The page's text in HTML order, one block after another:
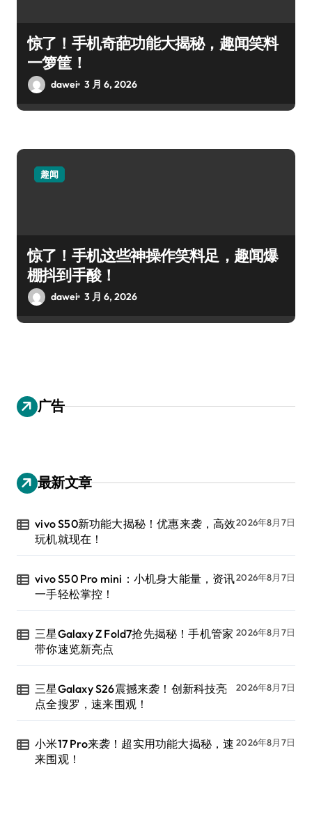
惊了！手机奇葩功能大揭秘，趣闻笑料
一箩筐！
dawei 3 月 6, 2026
趣闻
惊了！手机这些神操作笑料足，趣闻爆
棚抖到手酸！
dawei 3 月 6, 2026
广告
最新文章
vivo S50新功能大揭秘！优惠来袭，高效
玩机就现在！
2026年8月7日
vivo S50 Pro mini：小机身大能量，资讯
一手轻松掌控！
2026年8月7日
三星Galaxy Z Fold7抢先揭秘！手机管家
带你速览新亮点
2026年8月7日
三星Galaxy S26震撼来袭！创新科技亮
点全搜罗，速来围观！
2026年8月7日
小米17 Pro来袭！超实用功能大揭秘，速
来围观！
2026年8月7日